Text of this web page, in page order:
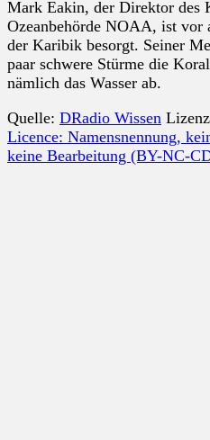
Mark Eakin, der Direktor des
Ozeanbehörde NOAA, ist vor
der Karibik besorgt. Seiner
paar schwere Stürme die
nämlich das Wasser ab.
Quelle: DRadio Wissen
Licence: Namensnennung,
keine Bearbeitung (BY-NC-